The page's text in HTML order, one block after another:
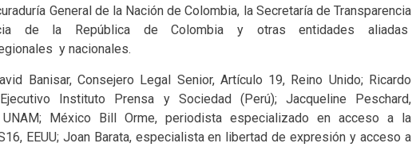
General de la Nación de Colombia, la Secretaría de Transparencia
de la República de Colombia y otras entidades aliadas
y nacionales.
Banisar, Consejero Legal Senior, Artículo 19, Reino Unido; Ricardo
Instituto Prensa y Sociedad (Perú); Jacqueline Peschard,
México Bill Orme, periodista especializado en acceso a la
EEUU; Joan Barata, especialista en libertad de expresión y acceso a